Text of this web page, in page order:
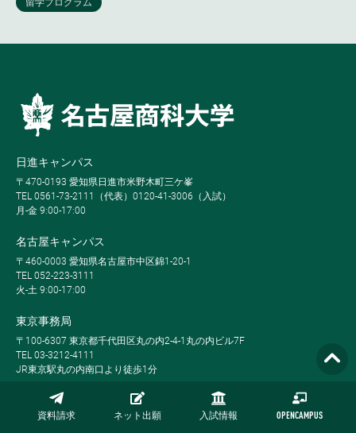
資料請求 ネット出願 入試情報 OPENCAMPUS
日進キャンパス
〒470-0193 愛知県日進市米野木町三ケ峯
TEL 0561-73-2111（代表）0120-41-3006（入試）
月-金 9:00-17:00
名古屋キャンパス
〒460-0003 愛知県名古屋市中区錦1-20-1
TEL 052-223-3111
火-土 9:00-17:00
東京事務局
〒100-6307 東京都千代田区丸の内2-4-1丸の内ビル7F
TEL 03-3212-4111
JR東京駅丸の内南口より徒歩1分
Global MBA, Weekend MBA, Full-time MBA, Part-time MBA, Evening MBA,
MBA Plus, Global BBAは栗本学園の登録商標です。